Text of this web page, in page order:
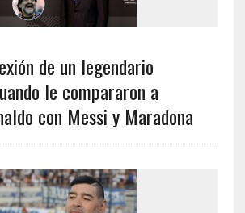
de un legendario
le compararon a
con Messi y Maradona